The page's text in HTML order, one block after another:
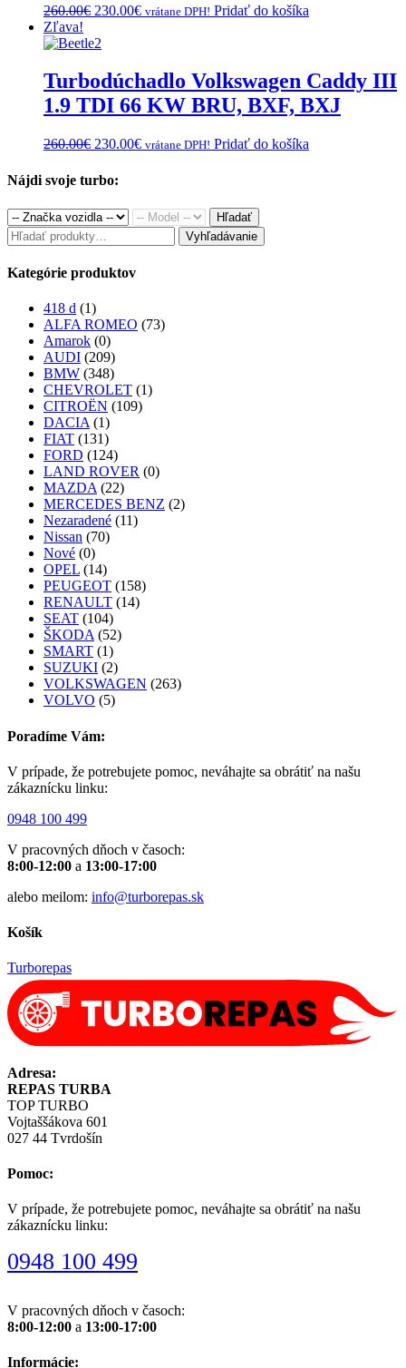
260.00€ Original
was:
230.00€Current
vrátane DPH! Pridať do košíka
Zľava!
Turbodúchadlo Volkswagen Caddy III
1.9 TDI 66 KW BRU, BXF, BXJ
260.00€ Original
was:
230.00€Current
vrátane DPH! Pridať do košíka
Nájdi svoje turbo:
Hľadať
Hľadať: Vyhľadávanie
Kategórie produktov
418 d (1)
ALFA ROMEO (73)
Amarok (0)
AUDI (209)
BMW (348)
CHEVROLET (1)
CITROËN (109)
DACIA (1)
FIAT (131)
FORD (124)
LAND ROVER (0)
MAZDA (22)
MERCEDES BENZ (2)
Nezaradené (11)
Nissan (70)
Nové (0)
OPEL (14)
PEUGEOT (158)
RENAULT (14)
SEAT (104)
ŠKODA (52)
SMART (1)
SUZUKI (2)
VOLKSWAGEN (263)
VOLVO (5)
Poradíme Vám:
V prípade, že potrebujete pomoc, neváhajte sa obrátiť na našu
zákaznícku linku:
0948 100 499
V pracovných dňoch v časoch:
8:00-12:00 a 13:00-17:00
alebo meilom: info@turborepas.sk
Košík
Turborepas
Adresa:
REPAS TURBA
TOP TURBO
Vojtaššákova 601
027 44 Tvrdošín
Pomoc:
V prípade, že potrebujete pomoc, neváhajte sa obrátiť na našu
zákaznícku linku:
0948 100 499
V pracovných dňoch v časoch:
8:00-12:00 a 13:00-17:00
Informácie: